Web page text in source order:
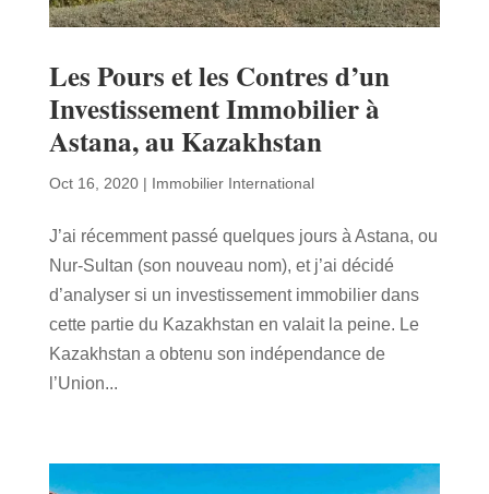
Les Pours et les Contres d’un
Investissement Immobilier à
Astana, au Kazakhstan
Oct 16, 2020| Immobilier International
J’ai récemment passé quelques jours à Astana, ou
Nur-Sultan (son nouveau nom), et j’ai décidé
d’analyser si un investissement immobilier dans
cette partie du Kazakhstan en valait la peine. Le
Kazakhstan a obtenu son indépendance de
l’Union...